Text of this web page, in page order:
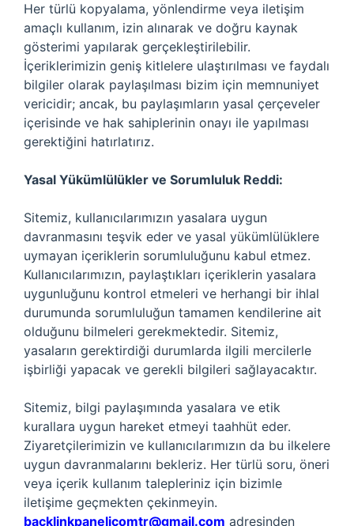
Her türlü kopyalama, yönlendirme veya iletişim
amaçlı kullanım, izin alınarak ve doğru kaynak
gösterimi yapılarak gerçekleştirilebilir.
İçeriklerimizin geniş kitlelere ulaştırılması ve faydalı
bilgiler olarak paylaşılması bizim için memnuniyet
vericidir; ancak, bu paylaşımların yasal çerçeveler
içerisinde ve hak sahiplerinin onayı ile yapılması
gerektiğini hatırlatırız.
Yasal Yükümlülükler ve Sorumluluk Reddi:
Sitemiz, kullanıcılarımızın yasalara uygun
davranmasını teşvik eder ve yasal yükümlülüklere
uymayan içeriklerin sorumluluğunu kabul etmez.
Kullanıcılarımızın, paylaştıkları içeriklerin yasalara
uygunluğunu kontrol etmeleri ve herhangi bir ihlal
durumunda sorumluluğun tamamen kendilerine ait
olduğunu bilmeleri gerekmektedir. Sitemiz,
yasaların gerektirdiği durumlarda ilgili mercilerle
işbirliği yapacak ve gerekli bilgileri sağlayacaktır.
Sitemiz, bilgi paylaşımında yasalara ve etik
kurallara uygun hareket etmeyi taahhüt eder.
Ziyaretçilerimizin ve kullanıcılarımızın da bu ilkelere
uygun davranmalarını bekleriz. Her türlü soru, öneri
veya içerik kullanım talepleriniz için bizimle
iletişime geçmekten çekinmeyin.
backlinkpanelicomtr@gmail.com adresinden